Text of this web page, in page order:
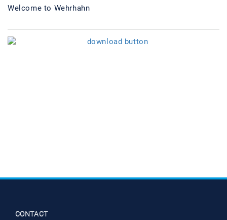
Welcome to Wehrhahn
CONTACT